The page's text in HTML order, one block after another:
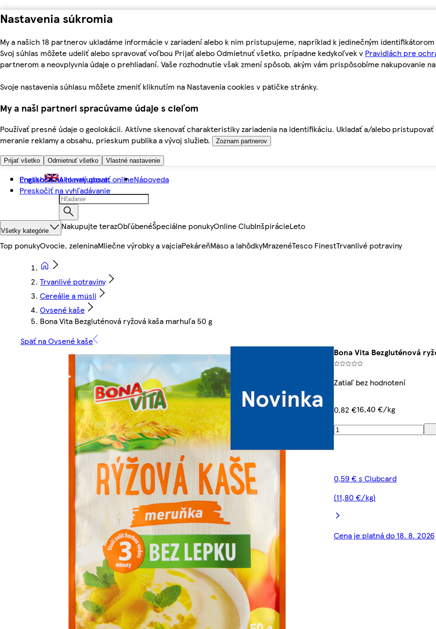
Nastavenia súkromia
My a našich 18 partnerov ukladáme informácie v zariadení alebo k nim pristupujeme, napríklad k jedinečným
Svoj súhlas môžete udeliť alebo spravovať voľbou Prijať alebo Odmietnuť všetko, prípadne kedykoľvek v Pravidlách pre
partnerom a neovplyvnia údaje o prehliadaní. Vaše rozhodnutie však zmení spôsob, akým vám prispôsobíme nakupovanie
Svoje nastavenia súhlasu môžete zmeniť kliknutím na Nastavenia cookies v pätičke stránky.
My a naši partneri spracúvame údaje s cieľom
Používať presné údaje o geolokácii. Aktívne skenovať charakteristiky zariadenia na identifikáciu. Ukladať a/alebo
meranie reklamy a obsahu, prieskum publika a vývoj služieb.
Zoznam partnerov
Prijať všetko Odmietnuť všetko Vlastné nastavenie
Preskočiť na hlavný obsah
Preskočiť na vyhľadávanie
English Ako nakupovať onlineNápoveda
Všetky kategórie Nakupujte terazObľúbenéŠpeciálne ponukyOnline ClubInšpirácieLeto
Top ponukyOvocie, zeleninaMliečne výrobky a vajciaPekáreňMäso a lahôdkyMrazenéTesco FinestTrvanlivé potraviny
Trvanlivé potraviny
Cereálie a müsli
Ovsené kaše
Bona Vita Bezgluténová ryžová kaša marhuľa 50 g
Späť na Ovsené kaše
Bona Vita Bezgluténová
Zatiaľ bez hodnotení
0,82 €16,40 €/kg
0,59 € s Clubcard
(11,80 €/kg)
Cena je platná do 18. 8. 2026